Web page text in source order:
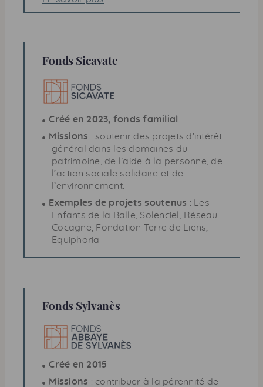
Fonds Sicavate
Créé en 2023, fonds familial
Missions : soutenir des projets d’intérêt
général dans les domaines du
patrimoine, de l’aide à la personne, de
l’action sociale solidaire et de
l’environnement.
Exemples de projets soutenus : Les
Enfants de la Balle, Solenciel, Réseau
Cocagne, Fondation Terre de Liens,
Equiphoria
Fonds Sylvanès
Créé en 2015
Missions : contribuer à la pérennité de